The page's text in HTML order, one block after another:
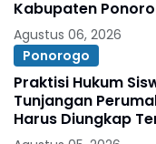
Kabupaten
1496 - 11 Agustus
Agustus 06, 2026
Ponorogo
Praktisi Hukum
Tunjangan
Harus Diungkap